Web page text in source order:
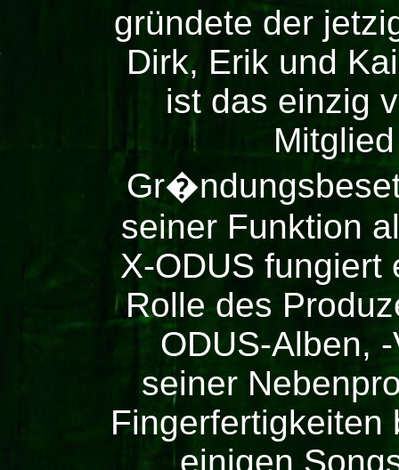
gründete der
Dirk, Erik und
ist das einzig
seiner Funktion
X-ODUS fungiert
Rolle des
ODUS-Alben,
seiner
Fingerfertigkeiten
einigen